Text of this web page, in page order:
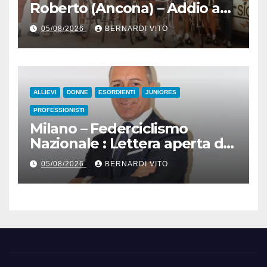
Roberto (Ancona) – Addio ad
Alderino Bartoloni, Direttore
Sportivo rigorosamente
Gentile
05/08/2026 BERNARDI VITO
ALLIEVI DONNE ESORDIENTI JUNIORES
PROFESSIONISTI
Milano – Federciclismo
Nazionale : Lettera aperta del
Presidente Cordiano
Dagnoni
05/08/2026 BERNARDI VITO